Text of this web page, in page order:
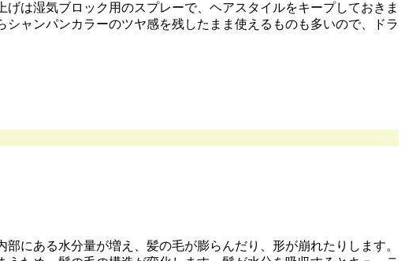
は湿気ブロック用のスプレーで、ヘアスタイルをキープしておきま
ャンパンカラーのツヤ感を残したまま使えるものも多いので、ドラ
にある水分量が増え、髪の毛が膨らんだり、形が崩れたりします。